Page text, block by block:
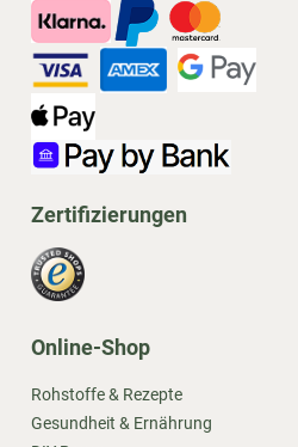
Zertifizierungen
Online-Shop
Rohstoffe & Rezepte
Gesundheit & Ernährung